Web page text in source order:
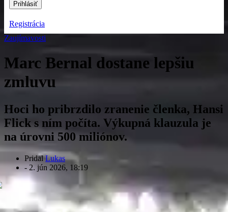
Registrácia
Zaujímavosti
Marc Bernal dostane lepšiu
zmluvu
Hoci ho pribrzdilo zranenie členka, Hansi
Flick s ním počíta. Výkupná klauzula je
na úrovni 500 miliónov.
PridalLukas
- 2. jún 2026, 18:19